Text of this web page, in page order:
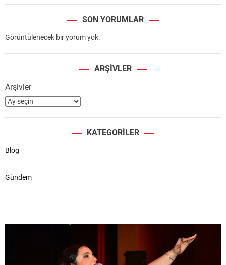
SON YORUMLAR
Görüntülenecek bir yorum yok.
ARŞIVLER
Arşivler
KATEGORILER
Blog
Gündem